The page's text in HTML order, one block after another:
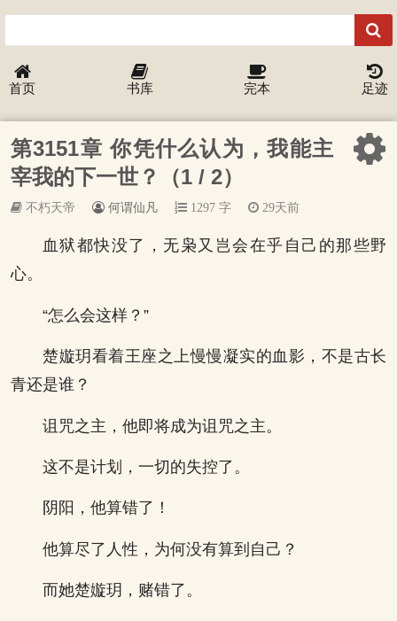
首页 书库 完本 足迹
第3151章 你凭什么认为，我能主
宰我的下一世？（1 / 2）
不朽天帝 何谓仙凡 1297 字 29天前
血狱都快没了，无枭又岂会在乎自己的那些野
心。
“怎么会这样？”
楚嫙玥看着王座之上慢慢凝实的血影，不是古长
青还是谁？
诅咒之主，他即将成为诅咒之主。
这不是计划，一切的失控了。
阴阳，他算错了！
他算尽了人性，为何没有算到自己？
而她楚嫙玥，赌错了。